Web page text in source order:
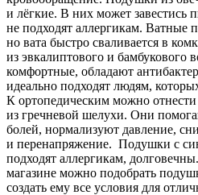
и лёгкие. В них может завестись
не подходят аллергикам. Ватные
но вата быстро сваливается в
из эвкалиптового и бамбукового
комфортные, обладают
идеально подходят людям,
К ортопедическим можно
из гречневой шелухи. Они
болей, нормализуют давление,
и перенапряжение. Подушки с
подходят аллергикам,
магазине можно подобрать
создать ему все условия для